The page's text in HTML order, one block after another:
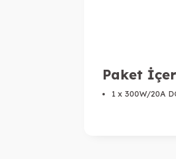
Paket
1 x 300W/20A